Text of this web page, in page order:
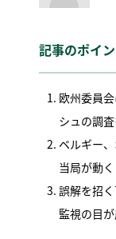
記事のポイ
欧州委員
シュの調
ベルギー
当局が動く
誤解を招
監視の目